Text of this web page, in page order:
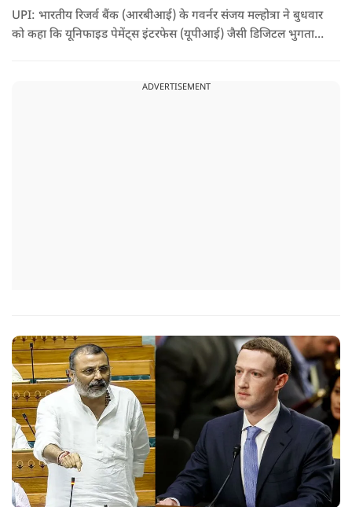
UPI: भारतीय रिजर्व बैंक (आरबीआई) के गवर्नर संजय मल्होत्रा ने बुधवार
को कहा कि यूनिफाइड पेमेंट्स इंटरफेस (यूपीआई) जैसी डिजिटल भुगतान
ADVERTISEMENT